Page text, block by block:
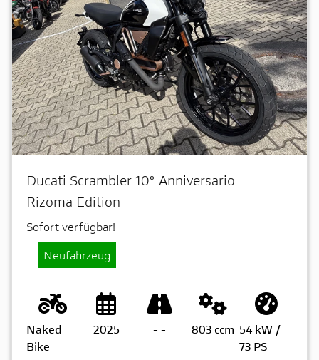
Ducati Scrambler 10° Anniversario
Rizoma Edition
Sofort verfügbar!
Neufahrzeug
Naked
Bike
2025 - - 803 ccm 54 kW /
73 PS